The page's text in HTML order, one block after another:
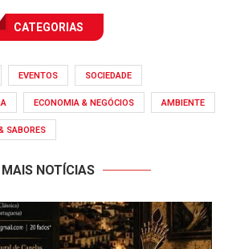
CATEGORIAS
EVENTOS SOCIEDADE
ECONOMIA & NEGÓCIOS AMBIENTE
SABORES
MAIS NOTÍCIAS